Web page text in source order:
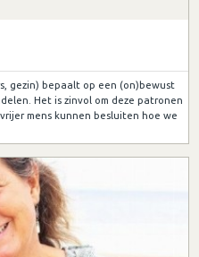
gezin) bepaalt op een (on)bewust
Het is zinvol om deze patronen
mens kunnen besluiten hoe we